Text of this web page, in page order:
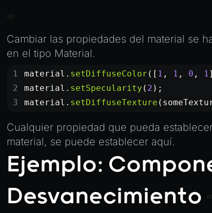
Cambiar las propiedades del material se
en el tipo Material.
material. setDiffuseColor ([ 1 , 1 , 0 , 1
material. setSpecularity ( 2 );
material. setDiffuseTexture
Cualquier propiedad que pueda
material, se puede establecer aquí.
Ejemplo:
Desvanecimiento